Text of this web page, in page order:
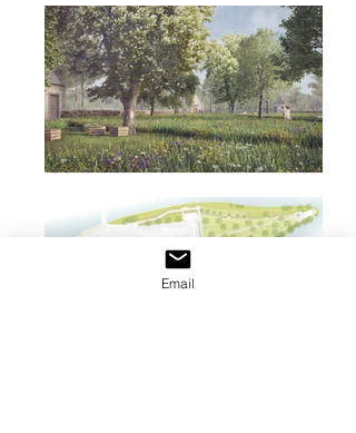
Email